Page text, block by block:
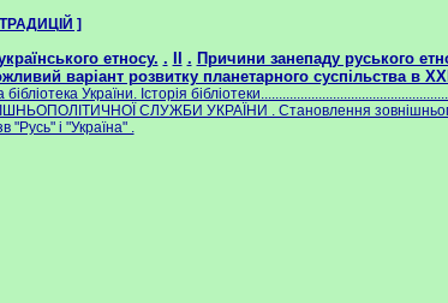
]
етносу. . . Причини занепаду руського
варіант розвитку планетарного суспільства в
України. Історія
СЛУЖБИ УКРАЇНИ . Становлення
і "Україна" .